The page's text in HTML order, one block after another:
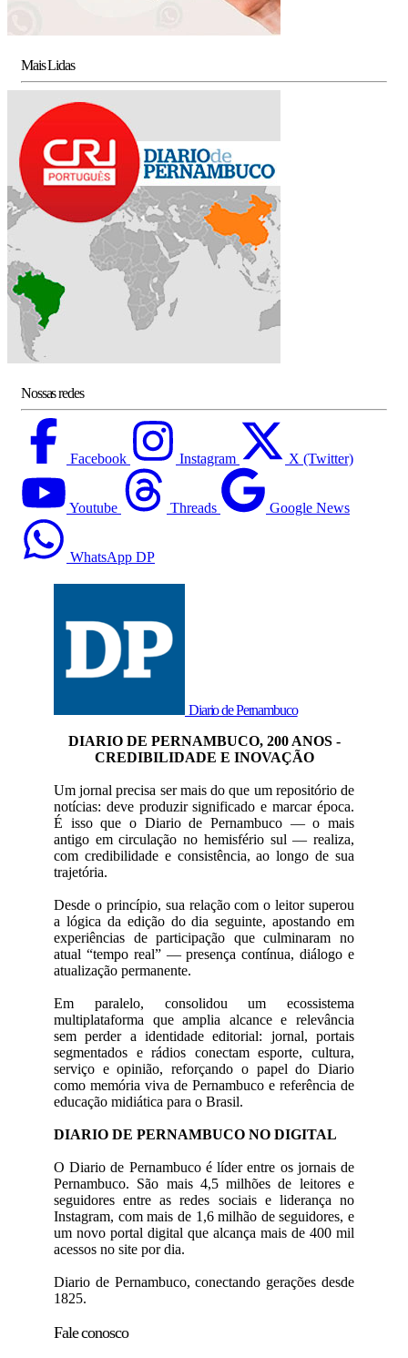
Mais Lidas
Nossas redes
Facebook Instagram X (Twitter)
Youtube Threads Google News
WhatsApp DP
Diario de Pernambuco
DIARIO DE PERNAMBUCO, 200 ANOS -
CREDIBILIDADE E INOVAÇÃO
Um jornal precisa ser mais do que um repositório de
notícias: deve produzir significado e marcar época.
É isso que o Diario de Pernambuco — o mais
antigo em circulação no hemisfério sul — realiza,
com credibilidade e consistência, ao longo de sua
trajetória.
Desde o princípio, sua relação com o leitor superou
a lógica da edição do dia seguinte, apostando em
experiências de participação que culminaram no
atual “tempo real” — presença contínua, diálogo e
atualização permanente.
Em paralelo, consolidou um ecossistema
multiplataforma que amplia alcance e relevância
sem perder a identidade editorial: jornal, portais
segmentados e rádios conectam esporte, cultura,
serviço e opinião, reforçando o papel do Diario
como memória viva de Pernambuco e referência de
educação midiática para o Brasil.
DIARIO DE PERNAMBUCO NO DIGITAL
O Diario de Pernambuco é líder entre os jornais de
Pernambuco. São mais 4,5 milhões de leitores e
seguidores entre as redes sociais e liderança no
Instagram, com mais de 1,6 milhão de seguidores, e
um novo portal digital que alcança mais de 400 mil
acessos no site por dia.
Diario de Pernambuco, conectando gerações desde
1825.
Fale conosco